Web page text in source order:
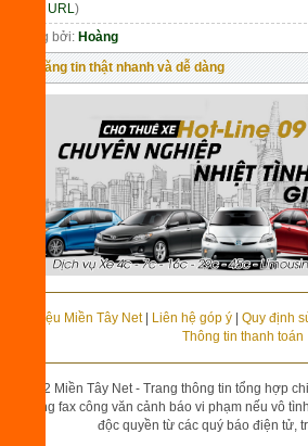
copy URL)
Đăng bởi: Hoàng
Đăng tin thật nhanh và dễ dàng
Giới thiệu Miền Tây Net| Liên hệ góp ý| Quy định
Thông tin thanh toán
©2012 Miền Tây Net - Trang thông tin tổng hợp
Vui lòng fax công văn cảnh báo vi phạm nếu vô
độc quyền từ các quý báo điện tử,